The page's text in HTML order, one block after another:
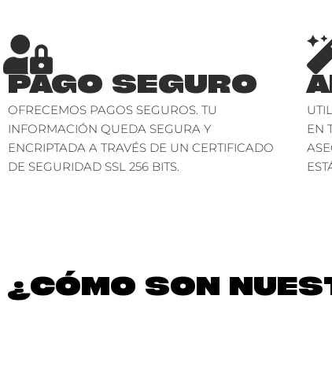
PAGO SEGURO
OFRECEMOS PAGOS SEGUROS. TU
INFORMACIÓN QUEDA SEGURA Y
ENCRIPTADA A TRAVÉS DE UN CERTIFICADO
DE SEGURIDAD SSL 256 BITS.
EN
¿CÓMO SON